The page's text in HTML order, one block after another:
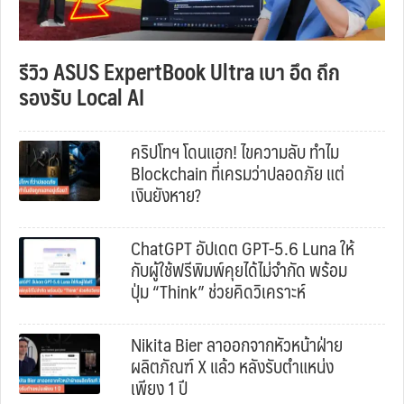
รีวิว ASUS ExpertBook Ultra เบา อึด ถึก
รองรับ Local AI
คริปโทฯ โดนแฮก! ไขความลับ ทำไม
Blockchain ที่เครมว่าปลอดภัย แต่
เงินยังหาย?
ChatGPT อัปเดต GPT-5.6 Luna ให้
กับผู้ใช้ฟรีพิมพ์คุยได้ไม่จำกัด พร้อม
ปุ่ม “Think” ช่วยคิดวิเคราะห์
Nikita Bier ลาออกจากหัวหน้าฝ่าย
ผลิตภัณฑ์ X แล้ว หลังรับตำแหน่ง
เพียง 1 ปี